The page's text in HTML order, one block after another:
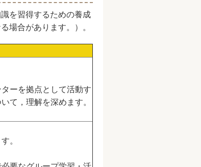
を習得するための養成
場合があります。）。
ーを拠点として活動す
て，理解を深めます。
。